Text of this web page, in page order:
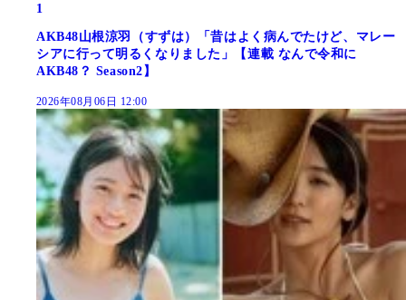
1
AKB48山根涼羽（すずは）「昔はよく病んでたけど、マレー
シアに行って明るくなりました」【連載 なんで令和に
AKB48？ Season2】
2026年08月06日 12:00